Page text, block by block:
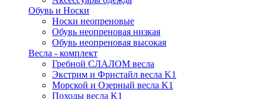
Обувь и Носки
Носки неопреновые
Обувь неопреновая низкая
Обувь неопреновая высокая
Весла - комплект
Гребной СЛАЛОМ весла
Экстрим и Фристайл весла K1
Морской и Озерный весла K1
Походы весла K1